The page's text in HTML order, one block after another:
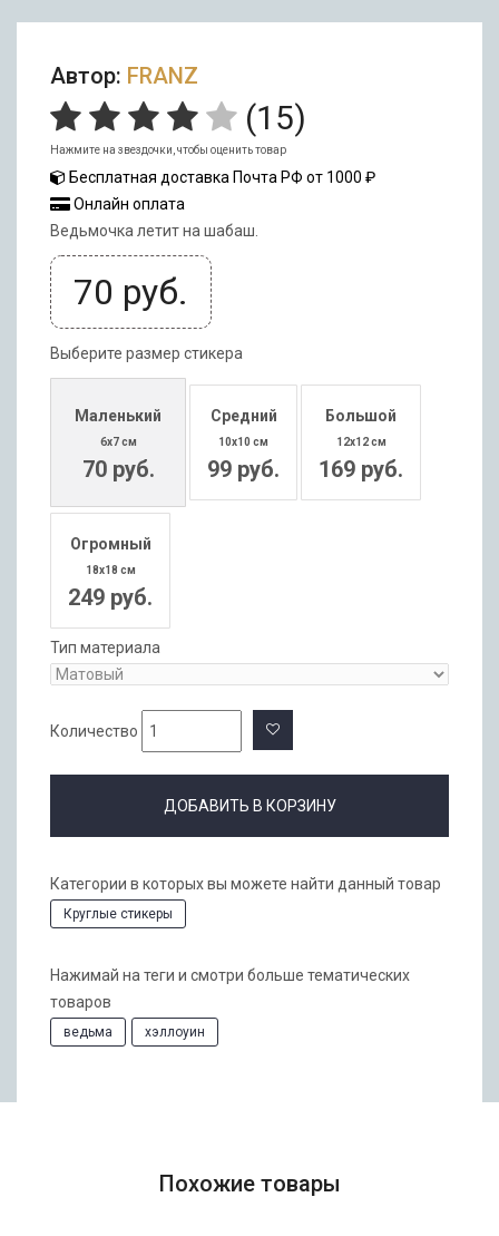
Автор: FRANZ
(15)
Нажмите на звездочки, чтобы оценить товар
Бесплатная доставка Почта РФ от 1000 ₽
Онлайн оплата
Ведьмочка летит на шабаш.
70 руб.
Выберите размер стикера
Маленький
6x7 см
70 руб.
Средний
10x10 см
99 руб.
Большой
12x12 см
169 руб.
Огромный
18x18 см
249 руб.
Тип материала
Количество
ДОБАВИТЬ В КОРЗИНУ
Категории в которых вы можете найти данный товар
Круглые стикеры
Нажимай на теги и смотри больше тематических
товаров
ведьма хэллоуин
Похожие товары